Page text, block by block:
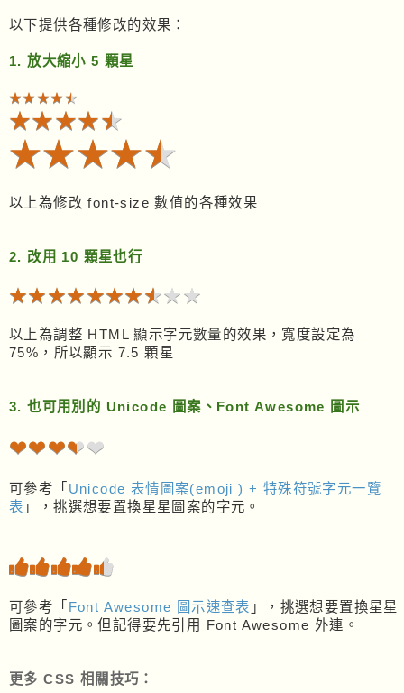
以下提供各種修改的效果：
1. 放大縮小 5 顆星
★★★★★
★★★★★
★★★★★
★★★★★
★★★★★
★★★★★
以上為修改 font-size 數值的各種效果
2. 改用 10 顆星也行
★★★★★★★★★★
★★★★★★★★★★
以上為調整 HTML 顯示字元數量的效果，寬度設定為
75%，所以顯示 7.5 顆星
3. 也可用別的 Unicode 圖案、Font Awesome 圖示
❤❤❤❤❤
❤❤❤❤❤
可參考「 Unicode 表情圖案(emoji ) + 特殊符號字元一覽
表 」，挑選想要置換星星圖案的字元。
可參考「 Font Awesome 圖示速查表 」，挑選想要置換星星
圖案的字元。但記得要先引用 Font Awesome 外連。
更多 CSS 相關技巧：